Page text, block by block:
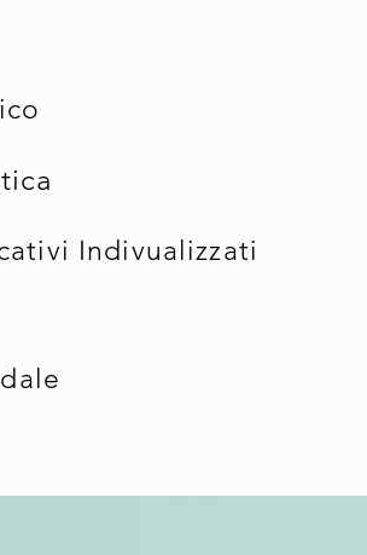
Indivualizzati